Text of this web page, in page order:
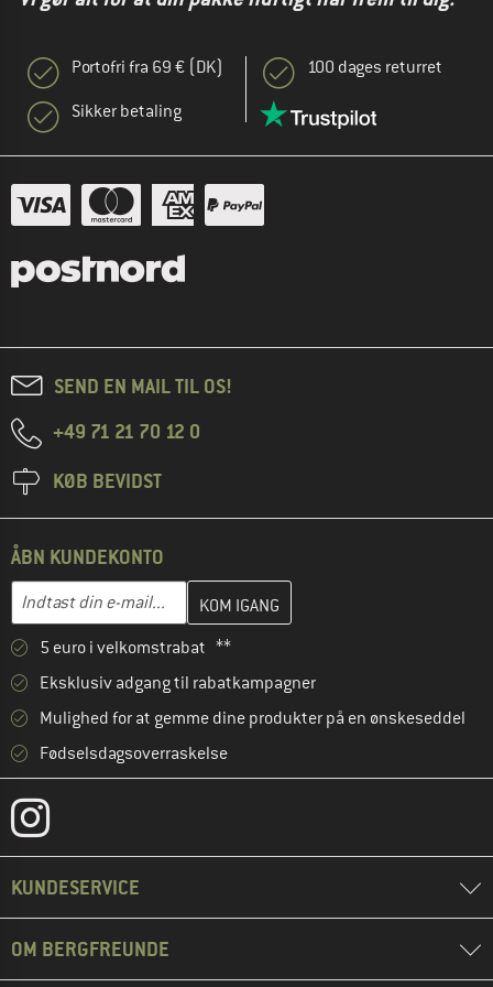
Portofri fra 69 € (DK)
Sikker betaling
100 dages returret
SEND EN MAIL TIL OS!
+49 71 21 70 12 0
KØB BEVIDST
ÅBN KUNDEKONTO
E-mail-adresse
Indtast din e-mailadresse her, og opret i næste trin din
5 euro i velkomstrabat **
Eksklusiv adgang til rabatkampagner
Mulighed for at gemme dine produkter på en ønskeseddel
Fødselsdagsoverraskelse
KUNDESERVICE
OM BERGFREUNDE